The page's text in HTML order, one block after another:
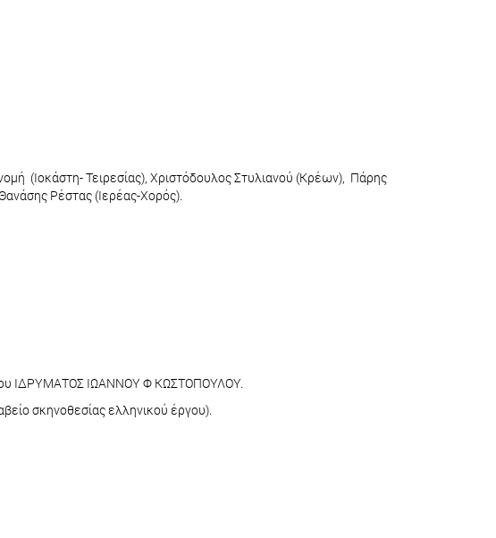
(Ιοκάστη- Τειρεσίας), Χριστόδουλος Στυλιανού (Κρέων), Πάρης
Ρέστας (Ιερέας-Χορός).
του ΙΔΡΥΜΑΤΟΣ ΙΩΑΝΝΟΥ Φ ΚΩΣΤΟΠΟΥΛΟΥ.
σκηνοθεσίας ελληνικού έργου).